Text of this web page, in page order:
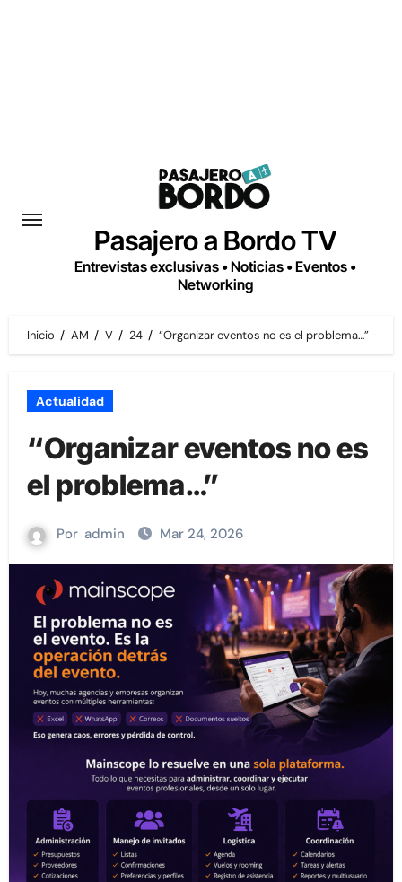
Pasajero a Bordo TV
Entrevistas exclusivas • Noticias • Eventos •
Networking
Inicio AM V 24 “Organizar eventos no es el problema…”
Actualidad
“Organizar eventos no es
el problema…”
Por admin Mar 24, 2026